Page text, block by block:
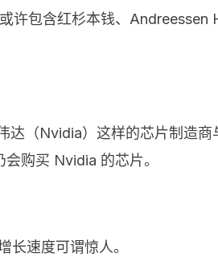
许包含红杉本钱、
达（Nvidia）这样的芯片制造商
购买 Nvidia 的芯片。
速度可谓惊人。